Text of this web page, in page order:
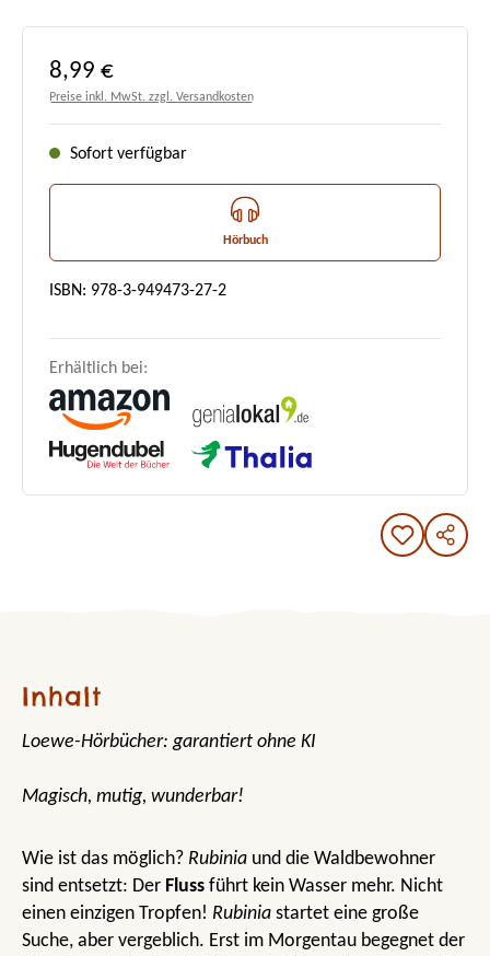
Regulärer Preis:
8,99 €
Preise inkl. MwSt. zzgl. Versandkosten
Sofort verfügbar
Hörbuch
ISBN: 978-3-949473-27-2
Erhältlich bei:
Inhalt
Loewe-Hörbücher: garantiert ohne KI
Magisch, mutig, wunderbar!
Wie ist das möglich? Rubinia und die Waldbewohner
sind entsetzt: Der Fluss führt kein Wasser mehr. Nicht
einen einzigen Tropfen! Rubinia startet eine große
Suche, aber vergeblich. Erst im Morgentau begegnet der